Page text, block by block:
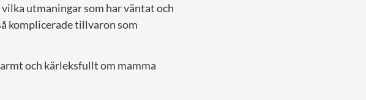
utmaningar som har väntat och
komplicerade tillvaron som
och kärleksfullt om mamma